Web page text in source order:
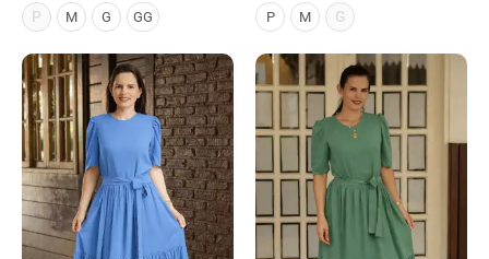
P
M G GG P M G